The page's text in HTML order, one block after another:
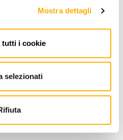
Mostra dettagli
tutti i cookie
selezionati
1 - Poincicco Di
- Italia